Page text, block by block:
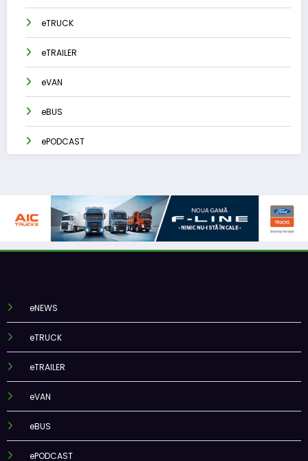
eTRUCK
eTRAILER
eVAN
eBUS
ePODCAST
eNEWS
eTRUCK
eTRAILER
eVAN
eBUS
ePODCAST